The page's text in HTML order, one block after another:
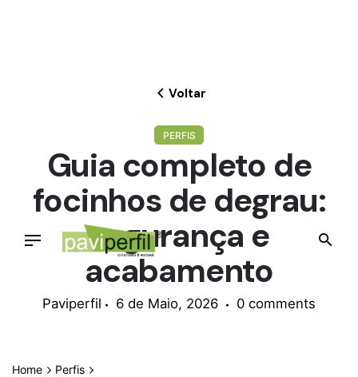
Voltar
PERFIS
Guia completo de
focinhos de degrau:
segurança e
acabamento
Paviperfil 6 de Maio, 2026 0 comments
Home
Perfis